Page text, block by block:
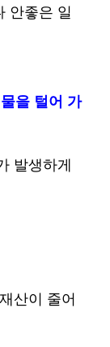
안좋은 일
을 털어 가
발생하게
산이 줄어